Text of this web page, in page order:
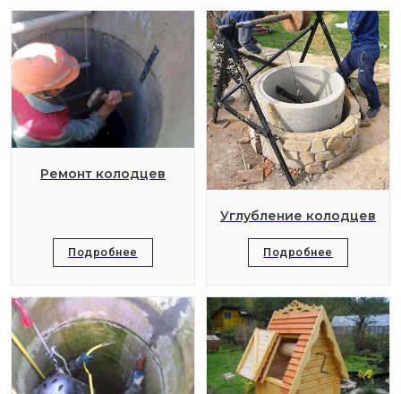
Ремонт колодцев
Подробнее
Углубление колодцев
Подробнее